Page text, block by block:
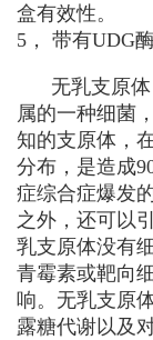
盒有效性。
5， 带有UDG
无乳支原体
属的一种细菌
知的支原体，
分布，是造成
症综合症爆发
之外，还可以
乳支原体没有
青霉素或靶向
响。无乳支原
露糖代谢以及